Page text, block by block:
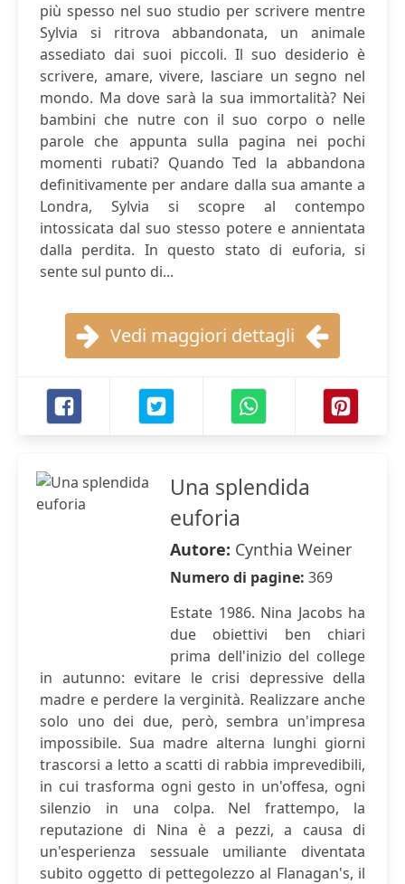
più spesso nel suo studio per scrivere mentre
Sylvia si ritrova abbandonata, un animale
assediato dai suoi piccoli. Il suo desiderio è
scrivere, amare, vivere, lasciare un segno nel
mondo. Ma dove sarà la sua immortalità? Nei
bambini che nutre con il suo corpo o nelle
parole che appunta sulla pagina nei pochi
momenti rubati? Quando Ted la abbandona
definitivamente per andare dalla sua amante a
Londra, Sylvia si scopre al contempo
intossicata dal suo stesso potere e annientata
dalla perdita. In questo stato di euforia, si
sente sul punto di...
Vedi maggiori dettagli
Una splendida
euforia
Autore: Cynthia Weiner
Numero di pagine: 369
Estate 1986. Nina Jacobs ha
due obiettivi ben chiari
prima dell'inizio del college
in autunno: evitare le crisi depressive della
madre e perdere la verginità. Realizzare anche
solo uno dei due, però, sembra un'impresa
impossibile. Sua madre alterna lunghi giorni
trascorsi a letto a scatti di rabbia imprevedibili,
in cui trasforma ogni gesto in un'offesa, ogni
silenzio in una colpa. Nel frattempo, la
reputazione di Nina è a pezzi, a causa di
un'esperienza sessuale umiliante diventata
subito oggetto di pettegolezzo al Flanagan's, il